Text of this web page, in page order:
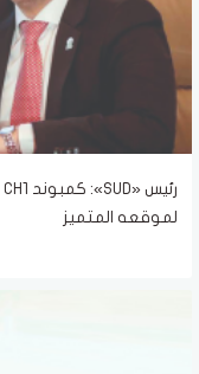
لموقعه المتميز